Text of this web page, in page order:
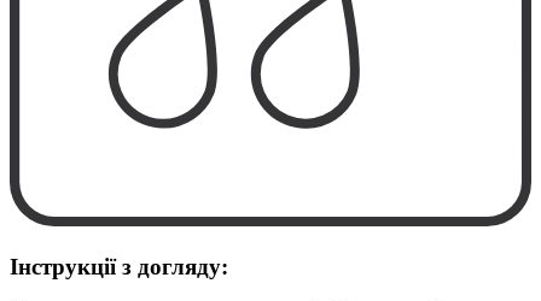
Інструкції з догляду: